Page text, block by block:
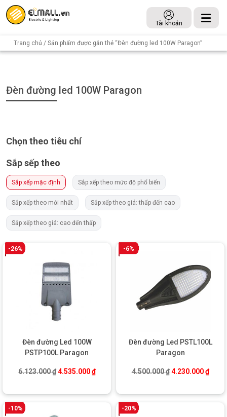
Tài khoản
Trang chủ / Sản phẩm được gắn thẻ “Đèn đường led 100W Paragon”
Đèn đường led 100W Paragon
Chọn theo tiêu chí
Sắp sếp theo
Sắp xếp mặc định Sắp xếp theo mức độ phổ biến
Sắp xếp theo mới nhất Sắp xếp theo giá: thấp đến cao
Sắp xếp theo giá: cao đến thấp
-26%
Đèn đường Led 100W
PSTP100L Paragon
6.123.000₫ Giá gốc là: 6.123.000 ₫.
4.535.000₫Giá hiện tại là: 4.535.000 ₫.
-6%
Đèn đường Led PSTL100L
Paragon
4.500.000₫ Giá gốc là:
4.230.000₫Giá
-10% -20%